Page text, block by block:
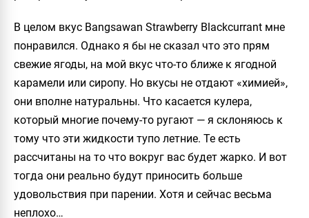
В целом вкус Bangsawan Strawberry Blackcurrant мне
понравился. Однако я бы не сказал что это прям
свежие ягоды, на мой вкус что-то ближе к ягодной
карамели или сиропу. Но вкусы не отдают «химией»,
они вполне натуральны. Что касается кулера,
который многие почему-то ругают — я склоняюсь к
тому что эти жидкости тупо летние. Те есть
рассчитаны на то что вокруг вас будет жарко. И вот
тогда они реально будут приносить больше
удовольствия при парении. Хотя и сейчас весьма
неплохо…